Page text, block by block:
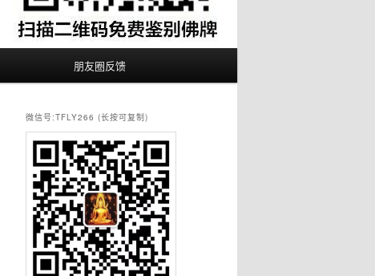
朋友圈反馈
微信号:TFLY266 (长按可复制)